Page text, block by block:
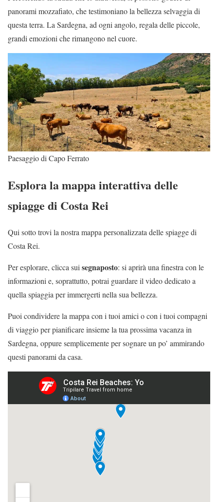
panorami mozzafiato, che testimoniano la bellezza selvaggia di
questa terra. La Sardegna, ad ogni angolo, regala delle piccole,
grandi emozioni che rimangono nel cuore.
Paesaggio di Capo Ferrato
Esplora la mappa interattiva delle
spiagge di Costa Rei
Qui sotto trovi la nostra mappa personalizzata delle spiagge di
Costa Rei.
Per esplorare, clicca sui segnaposto: si aprirà una finestra con le
informazioni e, soprattutto, potrai guardare il video dedicato a
quella spiaggia per immergerti nella sua bellezza.
Puoi condividere la mappa con i tuoi amici o con i tuoi compagni
di viaggio per pianificare insieme la tua prossima vacanza in
Sardegna, oppure semplicemente per sognare un po’ ammirando
questi panorami da casa.